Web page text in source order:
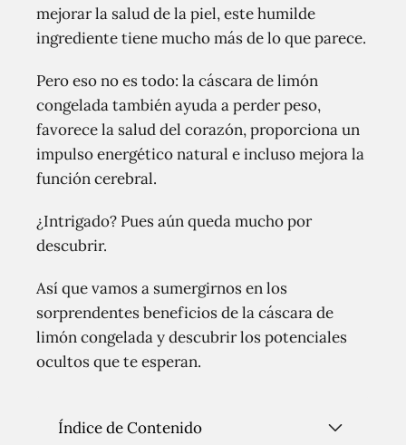
mejorar la salud de la piel, este humilde
ingrediente tiene mucho más de lo que parece.
Pero eso no es todo: la cáscara de limón
congelada también ayuda a perder peso,
favorece la salud del corazón, proporciona un
impulso energético natural e incluso mejora la
función cerebral.
¿Intrigado? Pues aún queda mucho por
descubrir.
Así que vamos a sumergirnos en los
sorprendentes beneficios de la cáscara de
limón congelada y descubrir los potenciales
ocultos que te esperan.
Índice de Contenido